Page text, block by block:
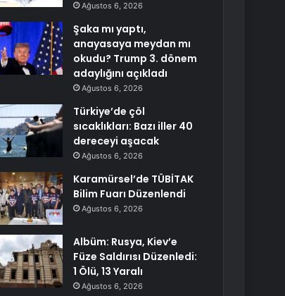
Ağustos 6, 2026
Şaka mı yaptı,
anayasaya meydan mı
okudu? Trump 3. dönem
adaylığını açıkladı
Ağustos 6, 2026
Türkiye’de çöl
sıcaklıkları: Bazı iller 40
dereceyi aşacak
Ağustos 6, 2026
Karamürsel’de TÜBİTAK
Bilim Fuarı Düzenlendi
Ağustos 6, 2026
Albüm: Rusya, Kiev’e
Füze Saldırısı Düzenledi:
1 Ölü, 13 Yaralı
Ağustos 6, 2026